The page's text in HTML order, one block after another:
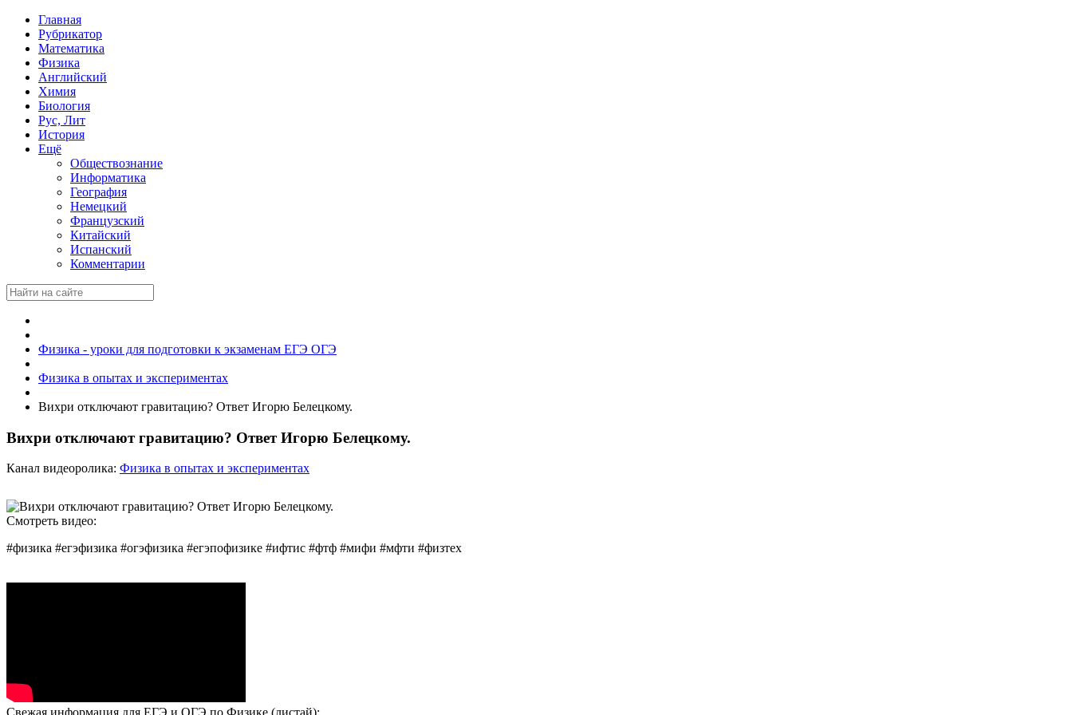
Главная
Рубрикатор
Математика
Физика
Английский
Химия
Биология
Рус, Лит
История
Ещё
Обществознание
Информатика
География
Немецкий
Французский
Китайский
Испанский
Комментарии
Физика - уроки для подготовки к экзаменам ЕГЭ ОГЭ
Физика в опытах и экспериментах
Вихри отключают гравитацию? Ответ Игорю Белецкому.
Вихри отключают гравитацию? Ответ Игорю Белецкому.
Канал видеоролика: Физика в опытах и экспериментах
Смотреть видео:
#физика #егэфизика #огэфизика #егэпофизике #ифтис #фтф #мифи #мфти #физтех